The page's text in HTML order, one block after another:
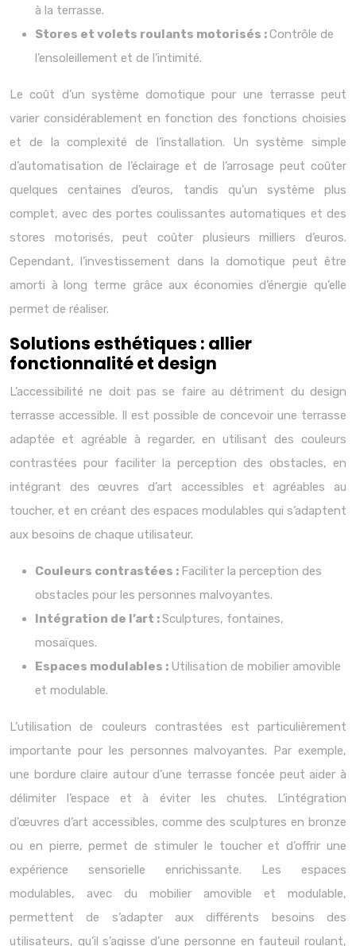
à la terrasse.
Stores et volets roulants motorisés :Contrôle de
l’ensoleillement et de l’intimité.
Le coût d’un système domotique pour une terrasse peut
varier considérablement en fonction des fonctions choisies
et de la complexité de l’installation. Un système simple
d’automatisation de l’éclairage et de l’arrosage peut coûter
quelques centaines d’euros, tandis qu’un système plus
complet, avec des portes coulissantes automatiques et des
stores motorisés, peut coûter plusieurs milliers d’euros.
Cependant, l’investissement dans la domotique peut être
amorti à long terme grâce aux économies d’énergie qu’elle
permet de réaliser.
Solutions esthétiques : allier
fonctionnalité et design
L’accessibilité ne doit pas se faire au détriment du design
terrasse accessible. Il est possible de concevoir une terrasse
adaptée et agréable à regarder, en utilisant des couleurs
contrastées pour faciliter la perception des obstacles, en
intégrant des œuvres d’art accessibles et agréables au
toucher, et en créant des espaces modulables qui s’adaptent
aux besoins de chaque utilisateur.
Couleurs contrastées : Faciliter la perception des
obstacles pour les personnes malvoyantes.
Intégration de l’art :Sculptures, fontaines,
mosaïques.
Espaces modulables : Utilisation de mobilier amovible
et modulable.
L’utilisation de couleurs contrastées est particulièrement
importante pour les personnes malvoyantes. Par exemple,
une bordure claire autour d’une terrasse foncée peut aider à
délimiter l’espace et à éviter les chutes. L’intégration
d’œuvres d’art accessibles, comme des sculptures en bronze
ou en pierre, permet de stimuler le toucher et d’offrir une
expérience sensorielle enrichissante. Les espaces
modulables, avec du mobilier amovible et modulable,
permettent de s’adapter aux différents besoins des
utilisateurs, qu’il s’agisse d’une personne en fauteuil roulant,